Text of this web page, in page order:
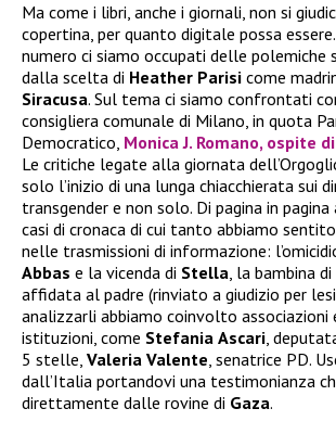
Ma come i libri, anche i giornali, non si
copertina, per quanto digitale possa
numero ci siamo occupati delle polemiche
dalla scelta di Heather Parisi come
Siracusa. Sul tema ci siamo confrontati
consigliera comunale di Milano, in quota
Democratico, Monica J. Romano, ospite di
Le critiche legate alla giornata
solo l’inizio di una lunga chiacchierata sui
transgender e non solo. Di pagina in pagina
casi di cronaca di cui tanto abbiamo
nelle trasmissioni di informazione:
Abbas e la vicenda di Stella, la bambina
affidata al padre (rinviato a giudizio per
analizzarli abbiamo coinvolto
istituzioni, come Stefania Ascari,
5 stelle, Valeria Valente, senatrice PD.
dall’Italia portandovi una testimonianza
direttamente dalle rovine di Gaza.